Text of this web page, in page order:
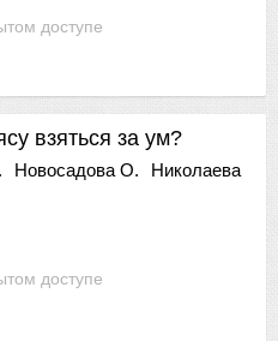
доступе
доступе
взяться за ум?
Новосадова О.
Николаева